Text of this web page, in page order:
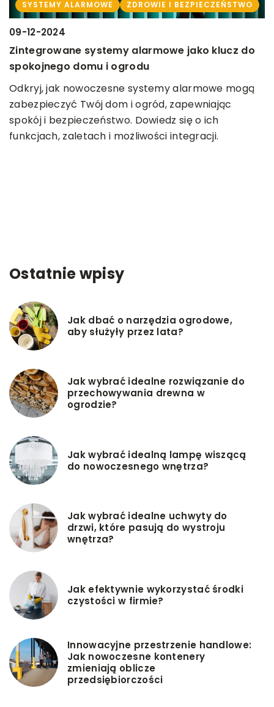
SYSTEMY ALARMOWE ZDROWIE I BEZPIECZEŃSTWO
09-12-2024
Zintegrowane systemy alarmowe jako klucz do
spokojnego domu i ogrodu
Odkryj, jak nowoczesne systemy alarmowe mogą
zabezpieczyć Twój dom i ogród, zapewniając
spokój i bezpieczeństwo. Dowiedz się o ich
funkcjach, zaletach i możliwości integracji.
Ostatnie wpisy
Jak dbać o narzędzia ogrodowe,
aby służyły przez lata?
Jak wybrać idealne rozwiązanie do
przechowywania drewna w
ogrodzie?
Jak wybrać idealną lampę wiszącą
do nowoczesnego wnętrza?
Jak wybrać idealne uchwyty do
drzwi, które pasują do wystroju
wnętrza?
Jak efektywnie wykorzystać środki
czystości w firmie?
Innowacyjne przestrzenie handlowe:
Jak nowoczesne kontenery
zmieniają oblicze
przedsiębiorczości